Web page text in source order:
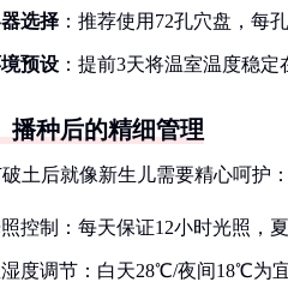
选择 ：推荐使用72孔穴盘，每
预设 ：提前3天将温室温度稳
播种后的精细管理
土后就像新生儿需要精心呵护：
控制：每天保证12小时光照，
度调节：白天28℃/夜间18℃为